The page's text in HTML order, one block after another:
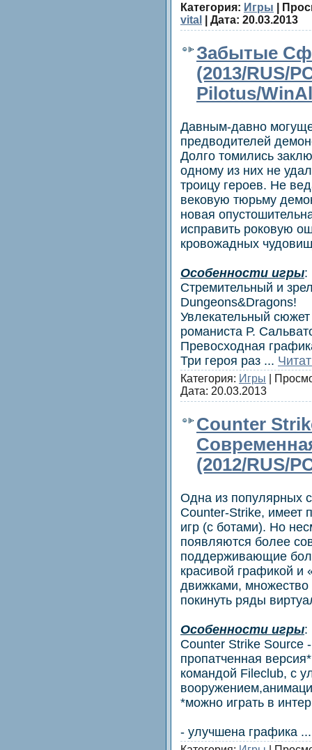
Категория: Игры |
vital
| Дата: 20.03.2013
Забытые
(2013/RUS/
Pilotus/
Давным-давно
предводителей
Долго томились
одному из них не
троицу героев. Не
вековую тюрьму
новая
исправить роковую
кровожадных
Особенности игры:
Стремительный и
Dungeons&Dragons!
Увлекательный
романиста Р.
Превосходная
Три героя раз ...
Категория: Игры |
Дата: 20.03.2013
Counter
(2012/RUS/
Одна из популярных
Counter-Strike, имеет
игр (с ботами). Но
появляются более
поддерживающие
красивой графикой и
движками,
покинуть ряды
Особенности игры:
Counter Strike Source
пропатченная
командой Fileclub, с
*можно играть в
- улучшена графика